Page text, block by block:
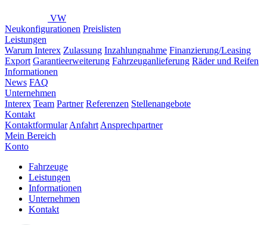
VW
Neukonfigurationen Preislisten
Leistungen
Warum Interex Zulassung Inzahlungnahme Finanzierung/Leasing
Export Garantieerweiterung Fahrzeuganlieferung Räder und Reifen
Informationen
News FAQ
Unternehmen
Interex Team Partner Referenzen Stellenangebote
Kontakt
Kontaktformular Anfahrt Ansprechpartner
Mein Bereich
Konto
Fahrzeuge
Leistungen
Informationen
Unternehmen
Kontakt